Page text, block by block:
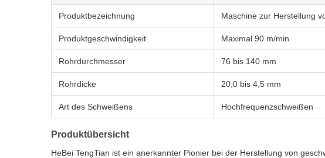
Produktbezeichnung Maschine zur Herstellung
Produktgeschwindigkeit Maximal 90 m/min
Rohrdurchmesser 76 bis 140 mm
Rohrdicke 20,0 bis 4,5 mm
Art des Schweißens Hochfrequenzschweißen
Produktübersicht
HeBei TengTian ist ein anerkannter Pionier bei der Herstellung von